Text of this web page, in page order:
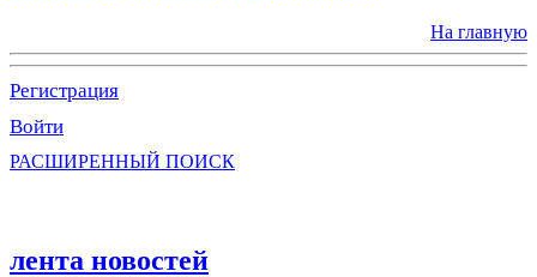
На главную
Регистрация
Войти
РАСШИРЕННЫЙ ПОИСК
лента новостей